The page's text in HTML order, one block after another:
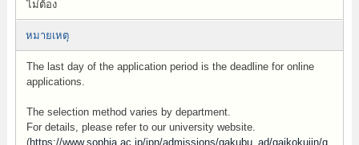
ไม่ต้อง
หมายเหตุ
The last day of the application period is the deadline for online
applications.
The selection method varies by department.
For details, please refer to our university website.
(https://www.sophia.ac.jp/jpn/admissions/gakubu_ad/gaikokujin/g